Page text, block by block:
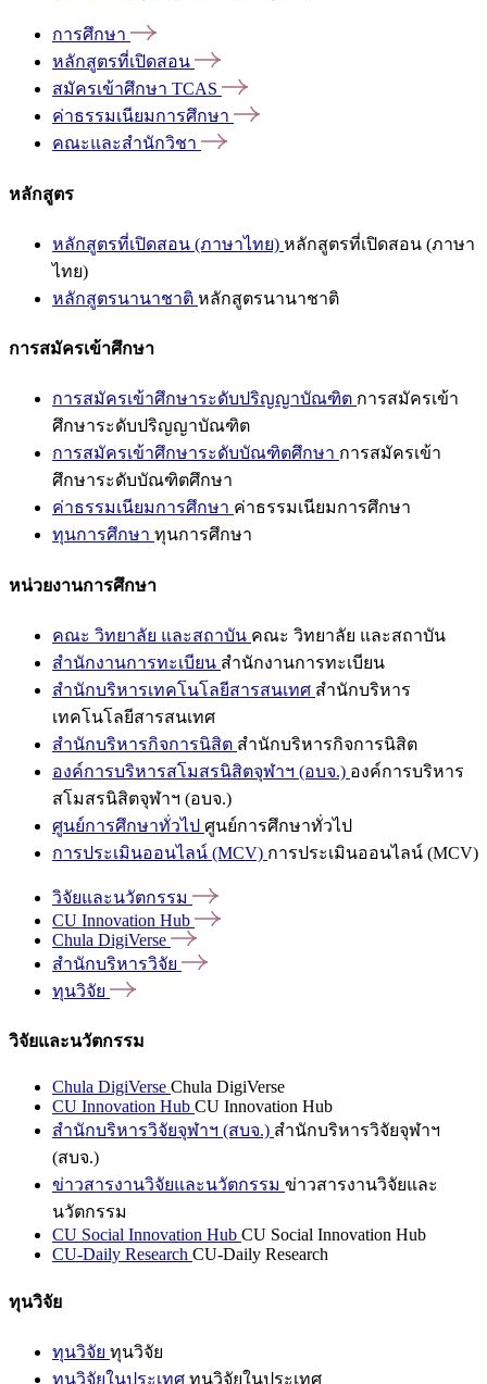
การศึกษา
หลักสูตรที่เปิดสอน
สมัครเข้าศึกษา TCAS
ค่าธรรมเนียมการศึกษา
คณะและสำนักวิชา
หลักสูตร
หลักสูตรที่เปิดสอน (ภาษาไทย) หลักสูตรที่เปิดสอน (ภาษา
ไทย)
หลักสูตรนานาชาติ หลักสูตรนานาชาติ
การสมัครเข้าศึกษา
การสมัครเข้าศึกษาระดับปริญญาบัณฑิต การสมัครเข้า
ศึกษาระดับปริญญาบัณฑิต
การสมัครเข้าศึกษาระดับบัณฑิตศึกษา การสมัครเข้า
ศึกษาระดับบัณฑิตศึกษา
ค่าธรรมเนียมการศึกษา ค่าธรรมเนียมการศึกษา
ทุนการศึกษา ทุนการศึกษา
หน่วยงานการศึกษา
คณะ วิทยาลัย และสถาบัน คณะ วิทยาลัย และสถาบัน
สำนักงานการทะเบียน สำนักงานการทะเบียน
สำนักบริหารเทคโนโลยีสารสนเทศ สำนักบริหาร
เทคโนโลยีสารสนเทศ
สำนักบริหารกิจการนิสิต สำนักบริหารกิจการนิสิต
องค์การบริหารสโมสรนิสิตจุฬาฯ (อบจ.) องค์การบริหาร
สโมสรนิสิตจุฬาฯ (อบจ.)
ศูนย์การศึกษาทั่วไป ศูนย์การศึกษาทั่วไป
การประเมินออนไลน์ (MCV) การประเมินออนไลน์ (MCV)
วิจัยและนวัตกรรม
CU Innovation Hub
Chula DigiVerse
สำนักบริหารวิจัย
ทุนวิจัย
วิจัยและนวัตกรรม
Chula DigiVerse Chula DigiVerse
CU Innovation Hub CU Innovation Hub
สำนักบริหารวิจัยจุฬาฯ (สบจ.) สำนักบริหารวิจัยจุฬาฯ
(สบจ.)
ข่าวสารงานวิจัยและนวัตกรรม ข่าวสารงานวิจัยและ
นวัตกรรม
CU Social Innovation Hub CU Social Innovation Hub
CU-Daily Research CU-Daily Research
ทุนวิจัย
ทุนวิจัย ทุนวิจัย
ทุนวิจัยในประเทศ ทุนวิจัยในประเทศ